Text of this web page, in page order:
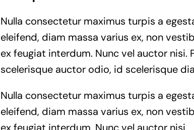
Nulla consectetur maximus turpis a
eleifend, diam massa varius ex, non
ex feugiat interdum. Nunc vel auctor
scelerisque auctor odio, id scelerisque
Nulla consectetur maximus turpis a
eleifend, diam massa varius ex, non